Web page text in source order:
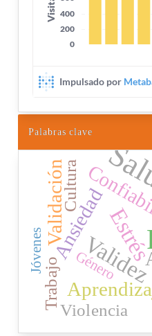
Palabras clave
Ansiedad
Validación
Trabajo
Cultura
Violencia
Jóvenes Género